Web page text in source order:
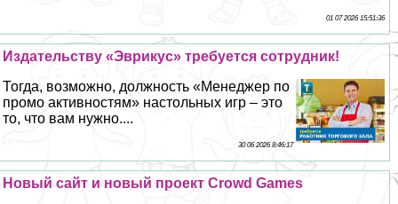
01 07 2026 15:51:36
Издательству «Эврикус» требуется сотрудник!
Тогда, возможно, должность «Менеджер по
промо активностям» настольных игр – это
то, что вам нужно....
30 06 2026 8:46:17
Новый сайт и новый проект Crowd Games